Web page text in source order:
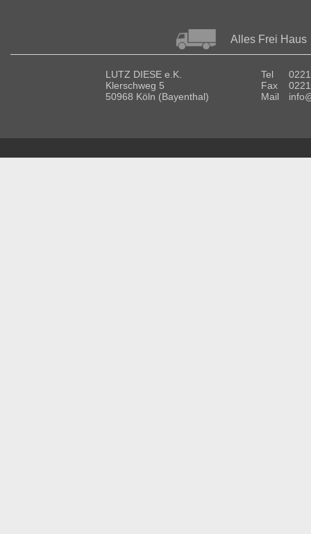
Alles Frei Haus
LUTZ DIESE e.K.
Klerschweg 5
50968 Köln (Bayenthal)
Tel
Fax
Mail